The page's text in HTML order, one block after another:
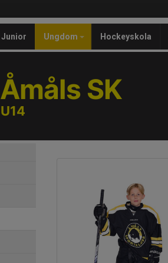
Junior Ungdom Hockeyskola
Åmåls SK
U14